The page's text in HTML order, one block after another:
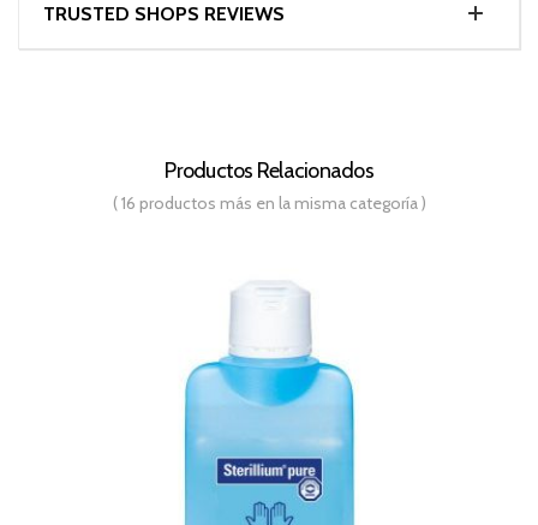
TRUSTED SHOPS REVIEWS
Productos Relacionados
( 16 productos más en la misma categoría )